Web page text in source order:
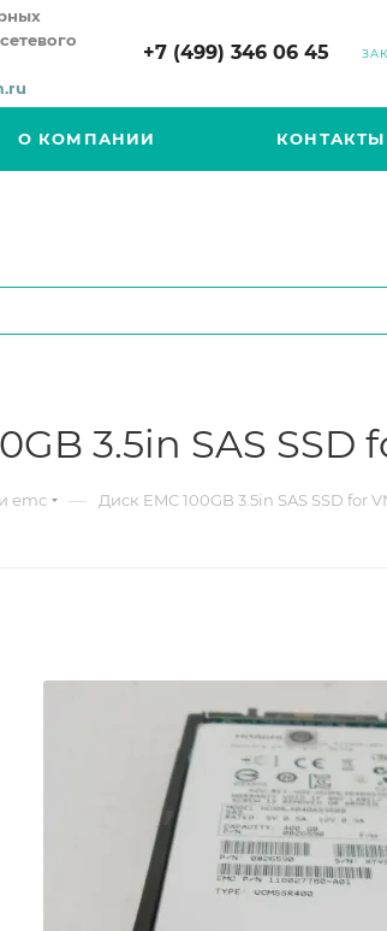
+7 (499) 346 06 45
О КОМПАНИИ
3.5in SAS SSD
emc — Диск EMC 100GB 3.5in SAS SSD for